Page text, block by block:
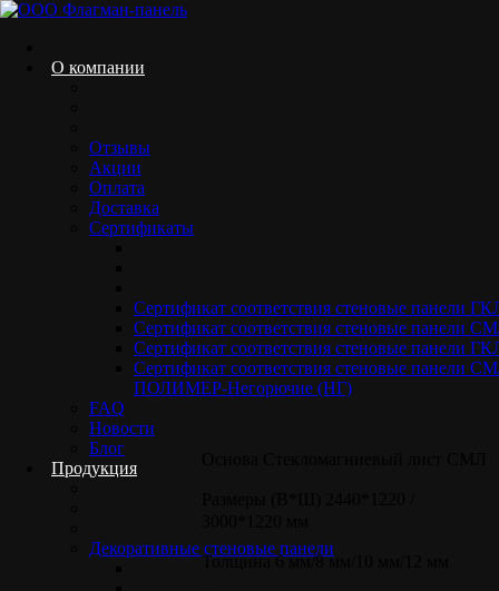
Skip
content
О компании
Отзывы
Акции
Оплата
Доставка
Сертификаты
Сертификат соответствия стеновые панели
Сертификат соответствия стеновые панели
Сертификат соответствия стеновые панели
Сертификат соответствия стеновые
ПОЛИМЕР-Негорючие (НГ)
FAQ
Новости
Блог
Продукция
Декоративные стеновые панели
Негорючие стекломагниевые листы
СМЛ Акрил RAl 7035
Негорючие панели СМЛ акрил
Негорючие стекломагниевые листы СМЛ Акрил RAL 7035
Толщина 6 мм/8 мм/10 мм/12 мм